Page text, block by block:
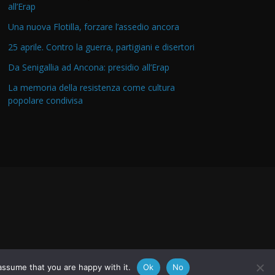
all’Erap
Una nuova Flotilla, forzare l’assedio ancora
25 aprile. Contro la guerra, partigiani e disertori
Da Senigallia ad Ancona: presidio all’Erap
La memoria della resistenza come cultura
popolare condivisa
that you are happy with it. Ok No